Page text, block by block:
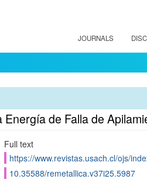
JOURNALS
de Falla de
Full text
https://www.revistas.usach.cl/ojs/
10.35588/remetallica.v37i25.5987